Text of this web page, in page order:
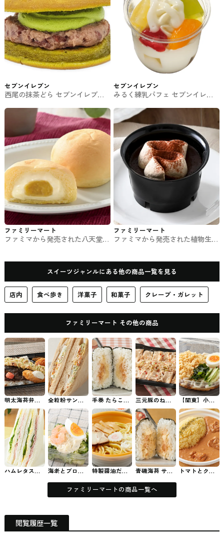
セブンイレブン
西尾の抹茶どら セブンイレブン
セブンイレブン
みるく練乳パフェ セブンイレブ
ファミリーマート
ファミマから発売された八天堂
ファミリーマート
ファミマから発売された植物生ま
スイーツジャンルにある他の商品一覧を見る
店内 食べ歩き 洋菓子 和菓子 クレープ・ガレット
ファミリーマート その他の商品
明太海苔弁当
ファミマのお
弁当
全粒粉サンド
サラダチキン
とたまご ファ
ミマのパン・
サンド
手巻 たらこバ
ター ファミマ
のおむずび
三元豚のねぎ
塩カルビ重 フ
ァミマのお弁
当
【関東】小麦
の風味豊かな
冷したぬきう
どん ファミマ
の麺類
ハムレタスた
まごサンド フ
海老とブロッ
コリーのタル
タルサラダ
【関東限定】
ファミマのチ
ルド惣菜
特製醤油だれ
の油そば ファ
ミマのラーメ
ン
青磯海苔 サー
モンクリーム
チーズ ファミ
マのおむずび
トマトとクリ
ームのコク バ
ファミリーマートの商品一覧へ
閲覧履歴一覧